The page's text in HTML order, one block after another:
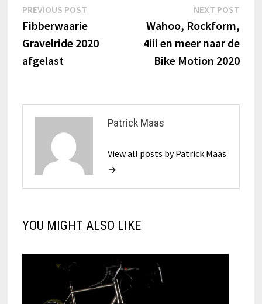
Bericht
navigatie
PREVIOUS POSTPrevious
post:
Fibberwaarie
Gravelride 2020
afgelast
NEXT POST
Wahoo, Rockform,
4iii en meer naar de
Bike Motion 2020
Patrick Maas
View all posts by Patrick Maas
→
YOU MIGHT ALSO LIKE